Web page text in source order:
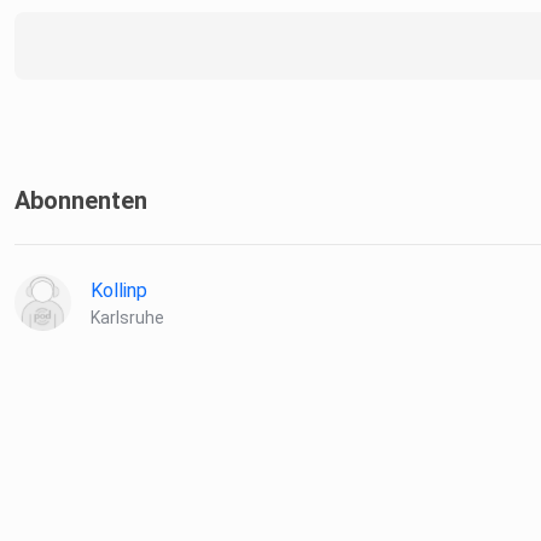
Abonnenten
Kollinp
Karlsruhe